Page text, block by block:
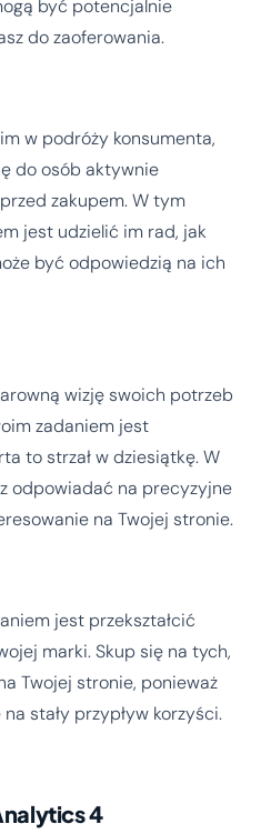
być potencjalnie
do zaoferowania.
w podróży konsumenta,
do osób aktywnie
zakupem. W tym
jest udzielić im rad, jak
być odpowiedzią na ich
wizję swoich potrzeb
zadaniem jest
to strzał w dziesiątkę. W
odpowiadać na precyzyjne
na Twojej stronie.
jest przekształcić
marki. Skup się na tych,
Twojej stronie, ponieważ
stały przypływ korzyści.
4